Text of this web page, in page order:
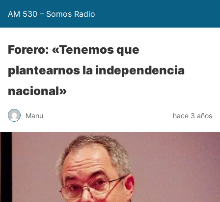
AM 530 – Somos Radio
Forero: «Tenemos que
plantearnos la independencia
nacional»
Manu hace 3 años